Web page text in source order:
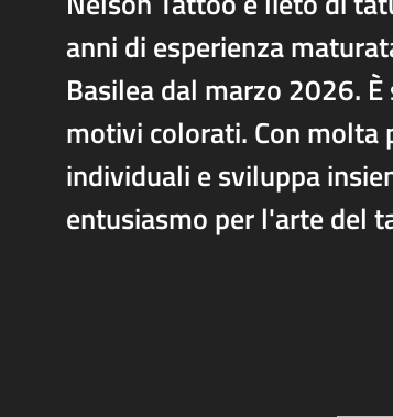
anni di esperienza
Basilea dal marzo 2026.
motivi colorati. Con molta
individuali e sviluppa
entusiasmo per l'arte del